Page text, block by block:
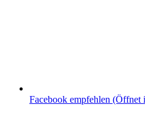
Facebook empfehlen (Öffnet